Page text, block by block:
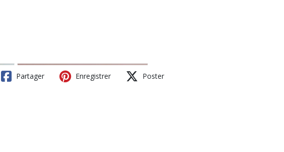
Partager Enregistrer Poster